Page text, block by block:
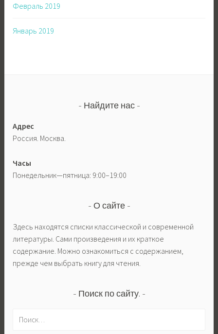
Февраль 2019
Январь 2019
Найдите нас
Адрес
Россия. Москва.
Часы
Понедельник—пятница: 9:00–19:00
О сайте
Здесь находятся списки классической и современной
литературы. Сами произведения и их краткое
содержание. Можно ознакомиться с содержанием,
прежде чем выбрать книгу для чтения.
Поиск по сайту.